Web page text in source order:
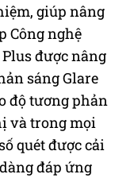
giúp nâng
Công nghệ
được nâng
sáng Glare
độ tương phản
và trong mọi
quét được cải
đáp ứng